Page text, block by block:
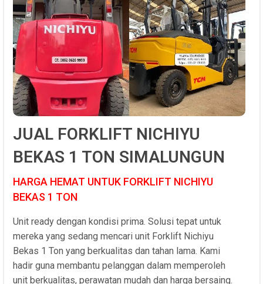
JUAL FORKLIFT NICHIYU
BEKAS 1 TON SIMALUNGUN
HARGA HEMAT UNTUK FORKLIFT NICHIYU
BEKAS 1 TON
Unit ready dengan kondisi prima. Solusi tepat untuk
mereka yang sedang mencari unit Forklift Nichiyu
Bekas 1 Ton yang berkualitas dan tahan lama. Kami
hadir guna membantu pelanggan dalam memperoleh
unit berkualitas, perawatan mudah dan harga bersaing.